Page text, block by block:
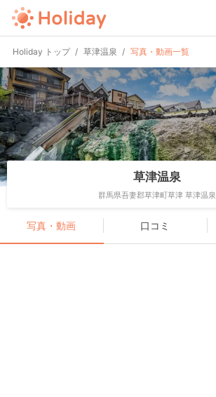
Holiday トップ 草津温泉 写真・動画一覧
草津温泉
群馬県吾妻郡草津町草津 草津温泉
写真・動画 口コミ